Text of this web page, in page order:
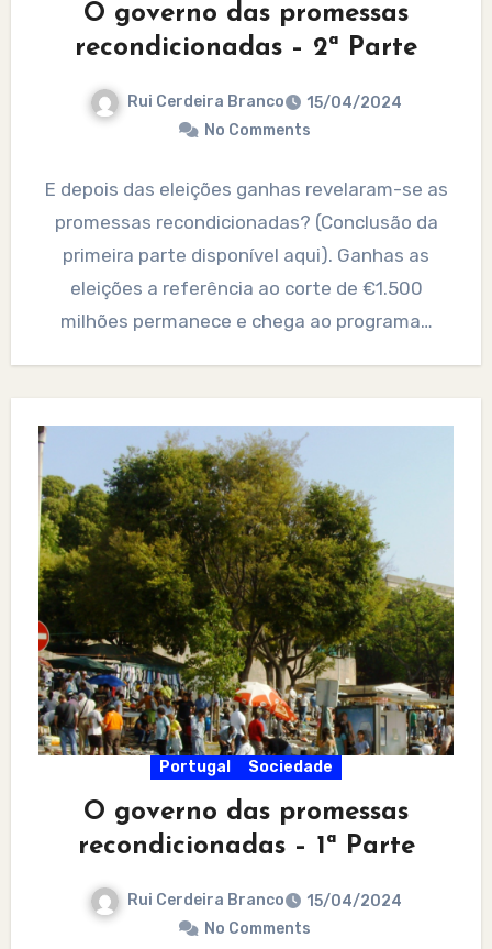
O governo das promessas
recondicionadas – 2ª Parte
Rui Cerdeira Branco
15/04/2024
No Comments
E depois das eleições ganhas revelaram-se as
promessas recondicionadas? (Conclusão da
primeira parte disponível aqui). Ganhas as
eleições a referência ao corte de €1.500
milhões permanece e chega ao programa…
Portugal Sociedade
O governo das promessas
recondicionadas – 1ª Parte
Rui Cerdeira Branco
15/04/2024
No Comments